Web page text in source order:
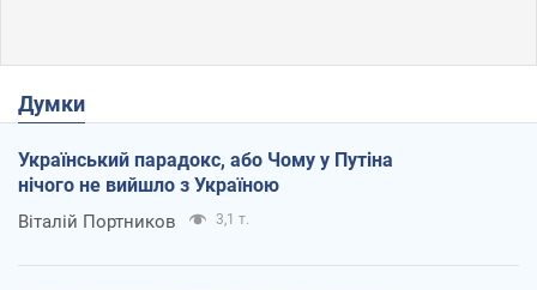
Думки
Український парадокс, або Чому у Путіна
нічого не вийшло з Україною
Віталій Портников 3,1 т.